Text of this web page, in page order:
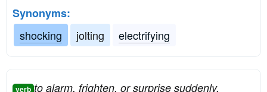
Synonyms:
shocking
jolting electrifying
verb to alarm, frighten, or surprise suddenly.